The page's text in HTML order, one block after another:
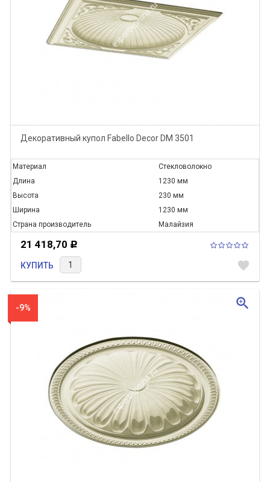
Декоративный купол Fabello Decor DM 3501
Материал
Стекловолокно
Длина
1230 мм
Высота
230 мм
Ширина
1230 мм
Страна производитель
Малайзия
21 418,70 Р
КУПИТЬ favorite
-9% zoom_in